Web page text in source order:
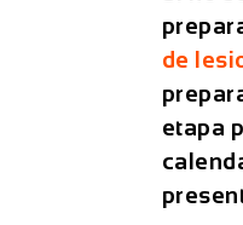
de
etapa